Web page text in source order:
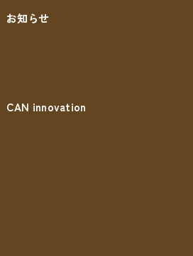
お知らせ
CAN innovation